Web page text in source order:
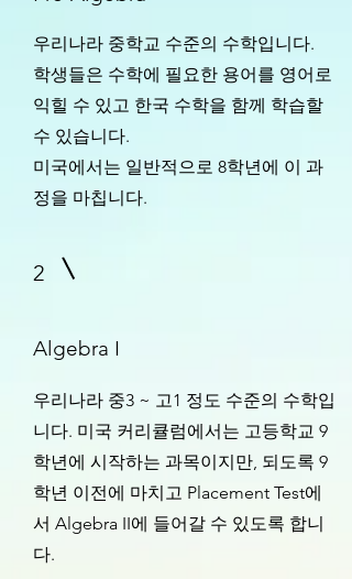
우리나라 ​중학교 수준의 수학입니다.
학생들은 수학에 필요한 용어를 영어로
익힐 수 있고 한국 수학을 함께 학습할
수 있습니다.
​미국에서는 일반적으로 8학년에 이 과
정을 마칩니다.
2
Algebra I
​우리나라 중3 ~ 고1 정도 수준의 수학입
니다. 미국 커리큘럼에서는 고등학교 9
학년에 시작하는 과목이지만, 되도록 9
학년 이전에 마치고 Placement Test에
서 Algebra II에 들어갈 수 있도록 합니
다.